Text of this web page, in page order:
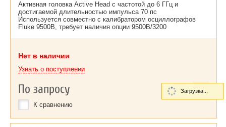
Активная головка Active Head с частотой до 6 ГГц и
достигаемой длительностью импульса 70 пс
Используется совместно с калибратором осциллографов
Fluke 9500B, требует наличия опции 9500B/3200
Нет в наличии
Узнать о поступлении
По запросу
К сравнению
Загрузка...